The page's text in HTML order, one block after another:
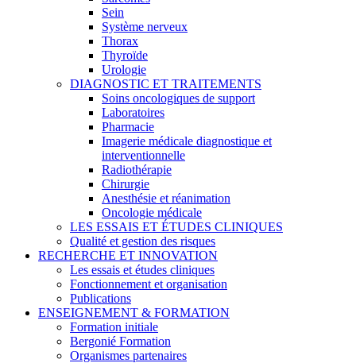
Sein
Système nerveux
Thorax
Thyroïde
Urologie
DIAGNOSTIC ET TRAITEMENTS
Soins oncologiques de support
Laboratoires
Pharmacie
Imagerie médicale diagnostique et
interventionnelle
Radiothérapie
Chirurgie
Anesthésie et réanimation
Oncologie médicale
LES ESSAIS ET ÉTUDES CLINIQUES
Qualité et gestion des risques
RECHERCHE ET INNOVATION
Les essais et études cliniques
Fonctionnement et organisation
Publications
ENSEIGNEMENT & FORMATION
Formation initiale
Bergonié Formation
Organismes partenaires